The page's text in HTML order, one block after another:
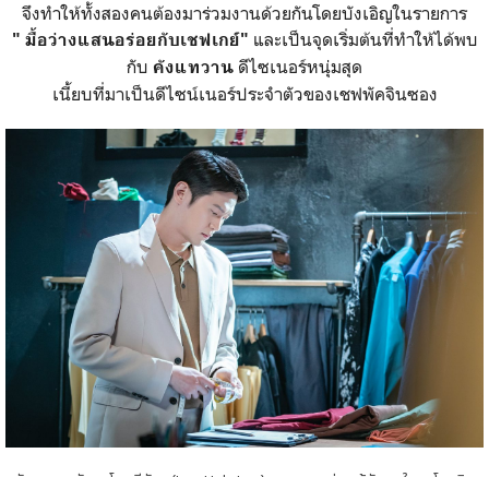
จึงทำให้ทั้งสองคนต้องมาร่วมงานด้วยกันโดยบังเอิญในรายการ
" มื้อว่างแสนอร่อยกับเชฟเกย์" และเป็นจุดเริ่มต้นที่ทำให้ได้พบ
กับ คังแทวาน ดีไซเนอร์หนุ่มสุด
เนี้ยบที่มาเป็นดีไซน์เนอร์ประจำตัวของเชฟพัคจินซอง